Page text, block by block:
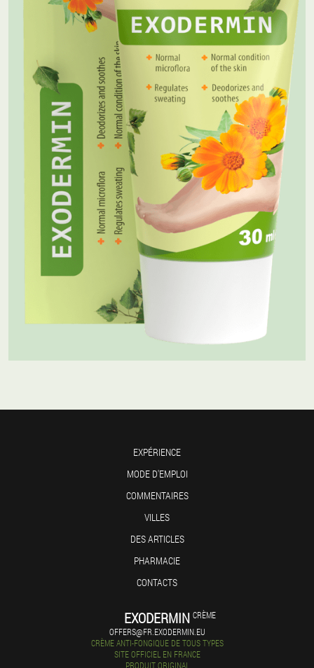
EXPÉRIENCE
MODE D'EMPLOI
COMMENTAIRES
VILLES
DES ARTICLES
PHARMACIE
CONTACTS
EXODERMIN CRÈME
OFFERS@FR.EXODERMIN.EU
CRÈME ANTI-FONGIQUE DE TOUS TYPES
SITE OFFICIEL EN FRANCE
PRODUIT ORIGINAL